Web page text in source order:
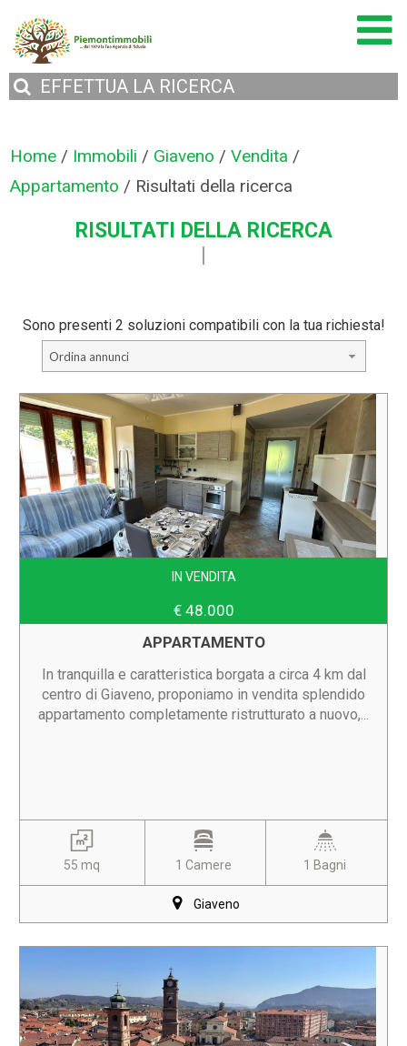
EFFETTUA LA RICERCA
Home / Immobili / Giaveno /Vendita /
Appartamento / Risultati della ricerca
RISULTATI DELLA RICERCA
Sono presenti 2 soluzioni compatibili con la tua richiesta!
Ordina annunci
IN VENDITA
€ 48.000
APPARTAMENTO
In tranquilla e caratteristica borgata a circa 4 km dal
centro di Giaveno, proponiamo in vendita splendido
appartamento completamente ristrutturato a nuovo,...
55 mq 1 Camere 1 Bagni
Giaveno